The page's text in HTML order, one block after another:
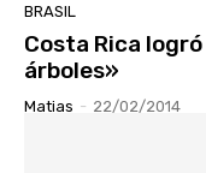
BRASIL
Costa Rica
árboles»
Matias - 22/02/2014